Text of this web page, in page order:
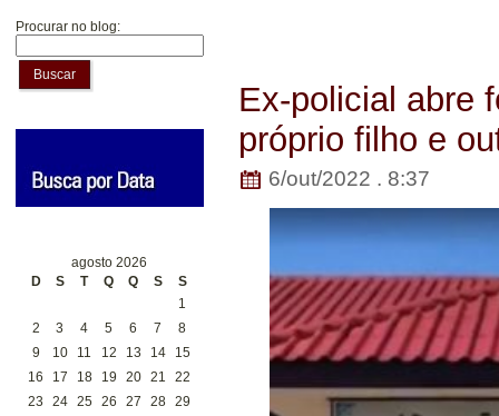
Procurar no blog:
Buscar
agosto 2026
D
S T Q Q S
S
1
2
3 4 5 6 7
8
9
10 11 12 13 14
15
16
17 18 19 20 21
22
23
24 25 26 27 28 29
Ex-policial abre
próprio filho e
6/out/2022 . 8:37